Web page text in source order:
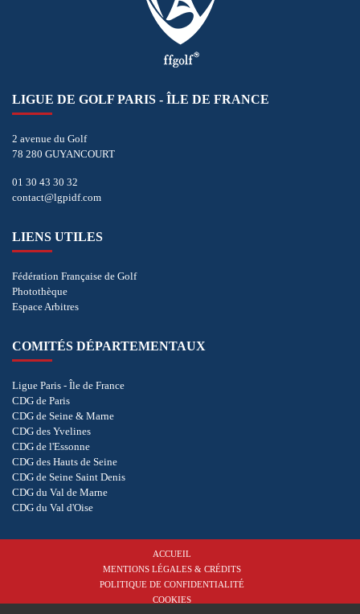
LIGUE DE GOLF PARIS - ÎLE DE FRANCE
2 avenue du Golf
78 280 GUYANCOURT
01 30 43 30 32
contact@lgpidf.com
LIENS UTILES
Fédération Française de Golf
Photothèque
Espace Arbitres
COMITÉS DÉPARTEMENTAUX
Ligue Paris - Île de France
CDG de Paris
CDG de Seine & Marne
CDG des Yvelines
CDG de l'Essonne
CDG des Hauts de Seine
CDG de Seine Saint Denis
CDG du Val de Marne
CDG du Val d'Oise
ACCUEIL
MENTIONS LÉGALES & CRÉDITS
POLITIQUE DE CONFIDENTIALITÉ
COOKIES